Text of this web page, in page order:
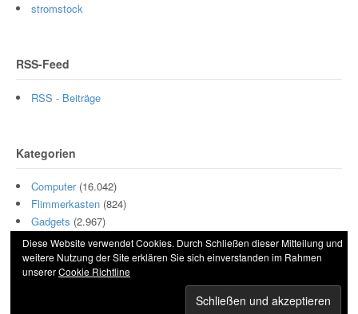
stromstock
RSS-Feed
RSS - Beiträge
Kategorien
Computer(16.042)
Flimmerkasten (824)
Gadgets (2.967)
Hamburg(10)
Motor (511)
Szene(5.000)
Diese Website verwendet Cookies. Durch Schließen dieser Mitteilung und
weitere Nutzung der Site erklären Sie sich einverstanden im Rahmen
unsererCookie Richtline